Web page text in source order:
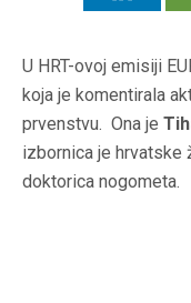
U HRT-ovoj emisiji
koja je komentirala
prvenstvu. Ona je
izbornica je
doktorica nogometa.